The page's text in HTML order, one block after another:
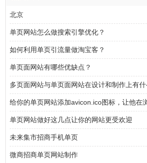
北京
单页网站怎么做搜索引擎优化？
如何利用单页引流量做淘宝客？
单页面网站有哪些优缺点？
多页面网站与单页面网站在设计和制作上有什
给你的单页网站添加avicon.ico图标，让他在
单页网站做好这几点让你的网站更受欢迎
未来集市招商手机单页
微商招商单页网站制作